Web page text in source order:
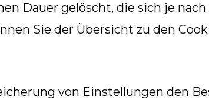
Dauer gelöscht, die sich je
Sie der Übersicht zu den
von Einstellungen den